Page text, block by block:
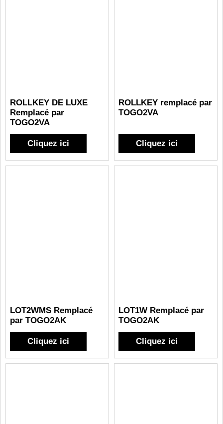
ROLLKEY DE LUXE
Remplacé par
TOGO2VA
Cliquez ici
ROLLKEY remplacé par
TOGO2VA
Cliquez ici
LOT2WMS Remplacé
par TOGO2AK
Cliquez ici
LOT1W Remplacé par
TOGO2AK
Cliquez ici